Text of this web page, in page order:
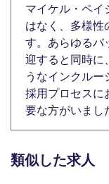
マイケル・ペイ
はなく、多様性
す。あらゆるバ
迎すると同時に
うなインクルー
採用プロセスに
要な方がいまし
類似した求人